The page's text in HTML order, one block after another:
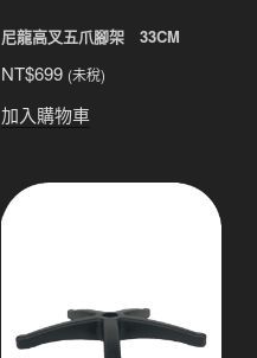
尼龍高叉五爪腳架 33CM
NT$699 (未稅)
加入購物車